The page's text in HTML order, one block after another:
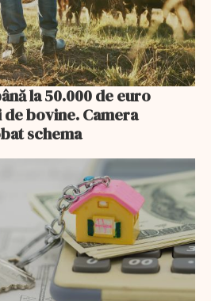
la 50.000 de euro
bovine. Camera
schema